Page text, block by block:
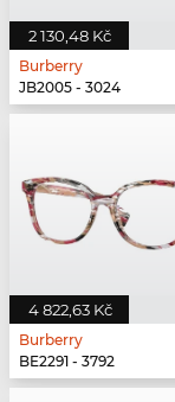
2 130,48 Kč
Burberry
JB2005 - 3024
4 822,63 Kč
Burberry
BE2291 - 3792